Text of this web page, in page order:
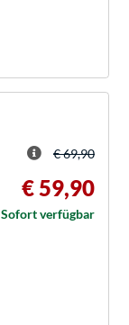
€ 69,90
€ 59,90
Sofort verfügbar